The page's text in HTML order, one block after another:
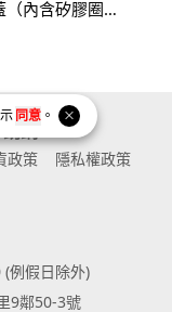
同意 。
（內含矽膠圈
政策
隱私權政策
例假日除外)
9鄰50-3號